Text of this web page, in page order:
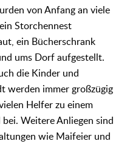
von Anfang an viele
Storchennest
ein Bücherschrank
ums Dorf aufgestellt.
die Kinder und
werden immer großzügig
Helfer zu einem
Weitere Anliegen sind
wie Maifeier und